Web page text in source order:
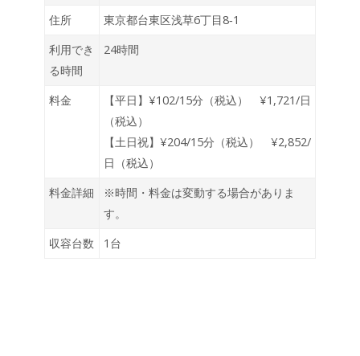
住所
東京都台東区浅草6丁目8‐1
利用でき
る時間
24時間
料金
【平日】¥102/15分（税込） ¥1,721/日
（税込）
【土日祝】¥204/15分（税込） ¥2,852/
日（税込）
料金詳細
※時間・料金は変動する場合がありま
す。
収容台数
1台